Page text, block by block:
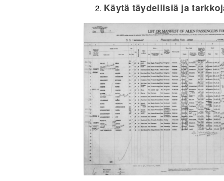
Käytä täydellisiä ja